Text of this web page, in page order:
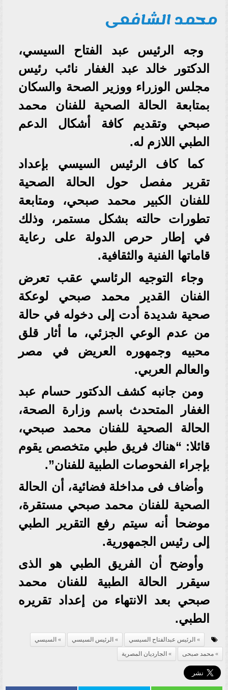
محمد الشافعى
وجه الرئيس عبد الفتاح السيسي،
الدكتور خالد عبد الغفار نائب رئيس
مجلس الوزراء ووزير الصحة والسكان
بمتابعة الحالة الصحية للفنان محمد
صبحي وتقديم كافة أشكال الدعم
الطبي اللازم له.
كما كاف الرئيس السيسي بإعداد
تقرير مفصل حول الحالة الصحية
للفنان الكبير محمد صبحي، ومتابعة
تطورات حالته بشكل مستمر، وذلك
في إطار حرص الدولة على رعاية
قاماتها الفنية والثقافية.
وجاء التوجيه الرئاسي عقب تعرض
الفنان القدير محمد صبحي لوعكة
صحية شديدة أدت إلى دخوله في حالة
من عدم الوعي الجزئي، ما أثار قلق
محبيه وجمهوره العريض في مصر
والعالم العربي.
ومن جانبه كشف الدكتور حسام عبد
الغفار المتحدث باسم وزارة الصحة،
الحالة الصحية للفنان محمد صبحي،
قائلا: “هناك فريق طبي متخصص يقوم
بإجراء الفحوصات الطبية للفنان”.
وأضاف فى مداخلة فضائية، أن الحالة
الصحية للفنان محمد صبحي مستقرة،
موضحا أنه سيتم رفع التقرير الطبي
إلى رئيس الجمهورية.
وأوضح أن الفريق الطبي هو الذى
سيقرر الحالة الطبية للفنان محمد
صبحي بعد الانتهاء من إعداد تقريره
الطبي.
الرئيس عبدالفتاح السيسي الرئيس السيسي
السيسي
محمد صبحى
الجارديان المصرية